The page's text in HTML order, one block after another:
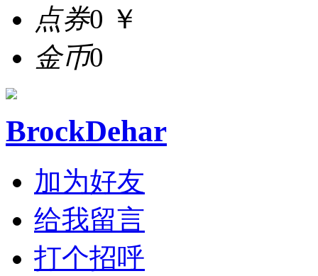
点券0 ￥
金币0
BrockDehar
加为好友
给我留言
打个招呼